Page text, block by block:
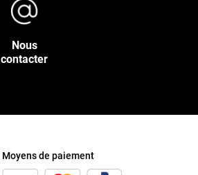
Nous
contacter
Moyens de paiement